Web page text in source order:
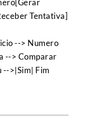
Tentativa]
--> Numero
--> Comparar
>|Sim| Fim